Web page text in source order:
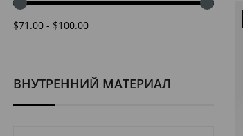
$71.00 - $100.00
ВНУТРЕННИЙ МАТЕРИАЛ